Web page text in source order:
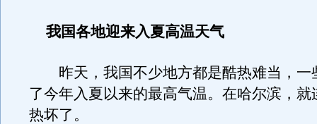
我国各地迎来入夏高温天气
昨天，我国不少地方都是酷热难当，一
了今年入夏以来的最高气温。在哈尔滨，就
热坏了。